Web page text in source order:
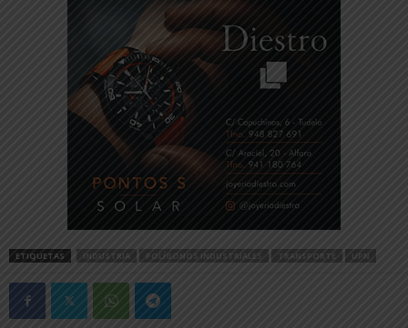
ETIQUETAS INDUSTRIA POLÍGONOS INDUSTRIALES TRANSPORTE UPN